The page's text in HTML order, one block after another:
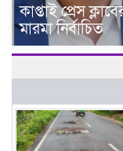
কাপ্তাই প্রেস
মারমা নির্বাচিত